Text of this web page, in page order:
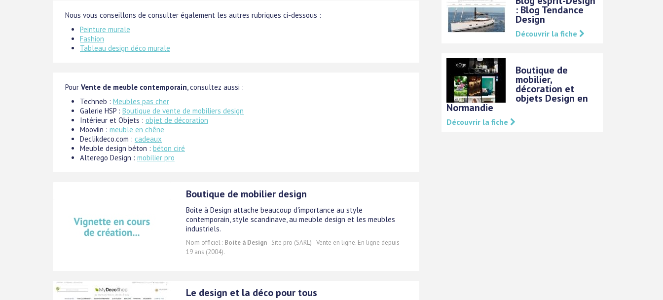
Nous vous conseillons de consulter également les autres rubriques ci-dessous :
Peinture murale
Fashion
Tableau design déco murale
Pour Vente de meuble contemporain, consultez aussi :
Techneb : Meubles pas cher
Galerie HSP : Boutique de vente de mobiliers design
Intérieur et Objets : objet de décoration
Mooviin : meuble en chêne
Declikdeco.com : cadeaux
Meuble design béton : béton ciré
Alterego Design : mobilier pro
Boutique de mobilier design
Boite à Design attache beaucoup d'importance au style
contemporain, style scandinave, au meuble design et les meubles
industriels.
Nom officiel : Boite à Design- Site pro (SARL) - Vente en ligne. En ligne depuis
19 ans (2004).
Le design et la déco pour tous
: Blog Tendance
Design
Découvrir la fiche
Boutique de
mobilier,
décoration et
objets Design en
Normandie
Découvrir la fiche